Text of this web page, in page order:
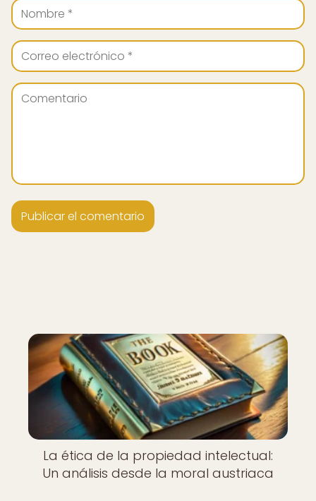
La ética de la propiedad intelectual:
Un análisis desde la moral austriaca